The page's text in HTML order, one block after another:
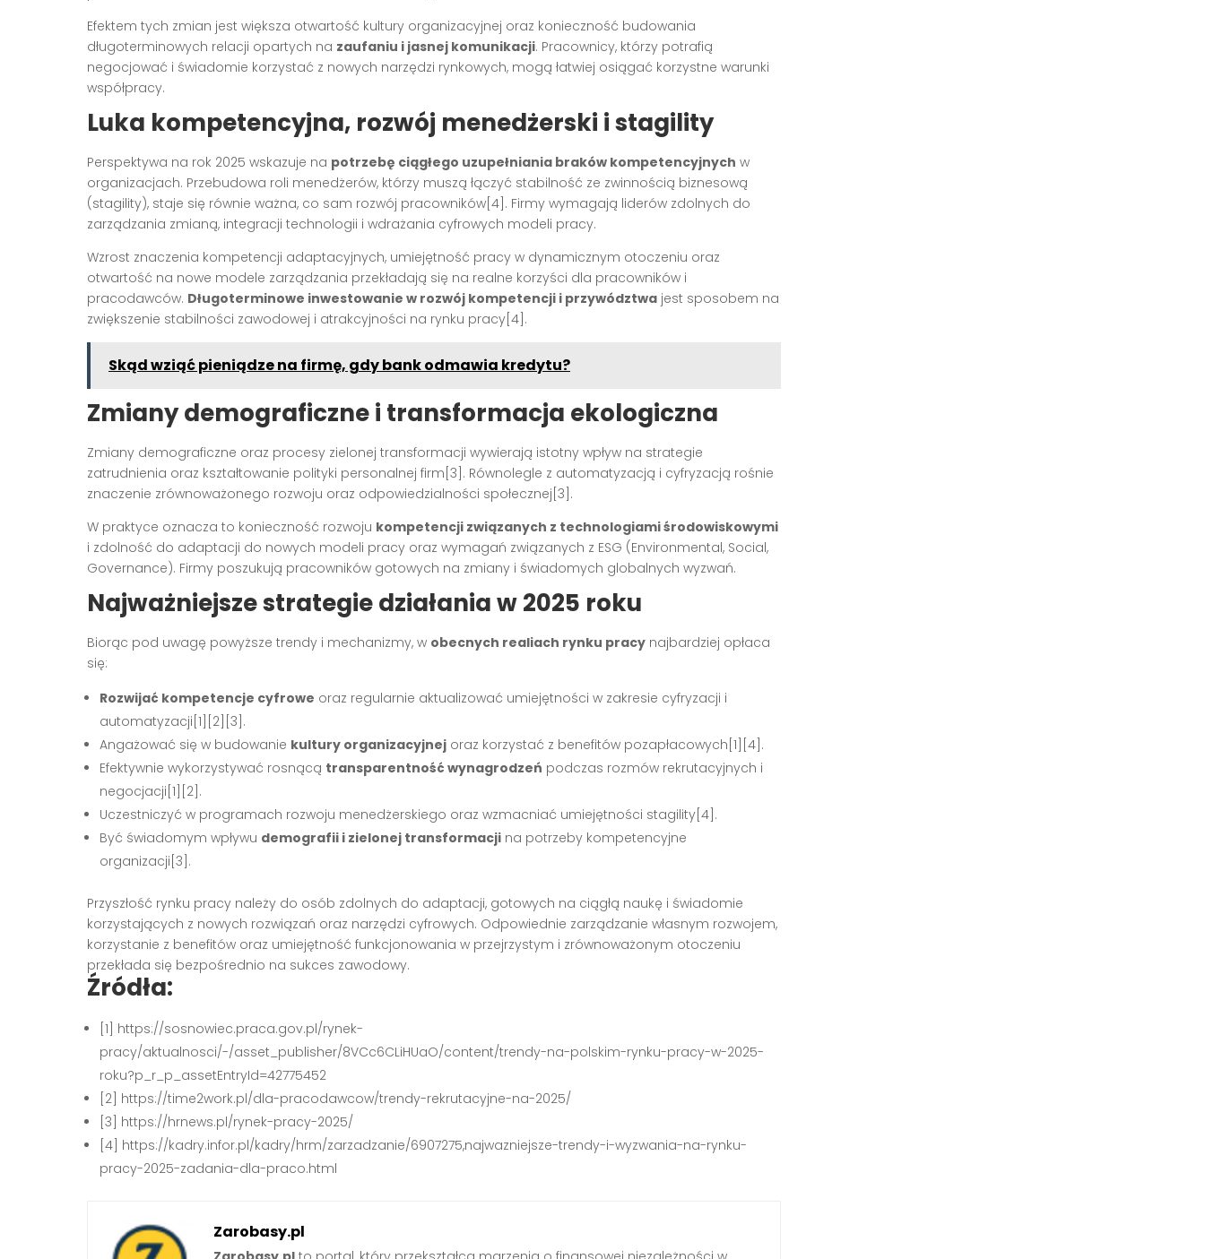
Efektem tych zmian jest większa otwartość kultury organizacyjnej oraz konieczność budowania
długoterminowych relacji opartych na zaufaniu i jasnej komunikacji. Pracownicy, którzy potrafią
negocjować i świadomie korzystać z nowych narzędzi rynkowych, mogą łatwiej osiągać korzystne warunki
współpracy.
Luka kompetencyjna, rozwój menedżerski i stagility
Perspektywa na rok 2025 wskazuje na potrzebę ciągłego uzupełniania braków kompetencyjnych w
organizacjach. Przebudowa roli menedżerów, którzy muszą łączyć stabilność ze zwinnością biznesową
(stagility), staje się równie ważna, co sam rozwój pracowników[4]. Firmy wymagają liderów zdolnych do
zarządzania zmianą, integracji technologii i wdrażania cyfrowych modeli pracy.
Wzrost znaczenia kompetencji adaptacyjnych, umiejętność pracy w dynamicznym otoczeniu oraz
otwartość na nowe modele zarządzania przekładają się na realne korzyści dla pracowników i
pracodawców. Długoterminowe inwestowanie w rozwój kompetencji i przywództwa jest sposobem na
zwiększenie stabilności zawodowej i atrakcyjności na rynku pracy[4].
Skąd wziąć pieniądze na firmę, gdy bank odmawia kredytu?
Zmiany demograficzne i transformacja ekologiczna
Zmiany demograficzne oraz procesy zielonej transformacji wywierają istotny wpływ na strategie
zatrudnienia oraz kształtowanie polityki personalnej firm[3]. Równolegle z automatyzacją i cyfryzacją rośnie
znaczenie zrównoważonego rozwoju oraz odpowiedzialności społecznej[3].
W praktyce oznacza to konieczność rozwoju kompetencji związanych z technologiami środowiskowymi
i zdolność do adaptacji do nowych modeli pracy oraz wymagań związanych z ESG (Environmental, Social,
Governance). Firmy poszukują pracowników gotowych na zmiany i świadomych globalnych wyzwań.
Najważniejsze strategie działania w 2025 roku
Biorąc pod uwagę powyższe trendy i mechanizmy, w obecnych realiach rynku pracy najbardziej opłaca
się:
Rozwijać kompetencje cyfrowe oraz regularnie aktualizować umiejętności w zakresie cyfryzacji i
automatyzacji[1][2][3].
Angażować się w budowanie kultury organizacyjnej oraz korzystać z benefitów pozapłacowych[1][4].
Efektywnie wykorzystywać rosnącą transparentność wynagrodzeń podczas rozmów rekrutacyjnych i
negocjacji[1][2].
Uczestniczyć w programach rozwoju menedżerskiego oraz wzmacniać umiejętności stagility[4].
Być świadomym wpływu demografii i zielonej transformacji na potrzeby kompetencyjne
organizacji[3].
Przyszłość rynku pracy należy do osób zdolnych do adaptacji, gotowych na ciągłą naukę i świadomie
korzystających z nowych rozwiązań oraz narzędzi cyfrowych. Odpowiednie zarządzanie własnym rozwojem,
korzystanie z benefitów oraz umiejętność funkcjonowania w przejrzystym i zrównoważonym otoczeniu
przekłada się bezpośrednio na sukces zawodowy.
Źródła:
[1] https://sosnowiec.praca.gov.pl/rynek-
pracy/aktualnosci/-/asset_publisher/8VCc6CLiHUaO/content/trendy-na-polskim-rynku-pracy-w-2025-
roku?p_r_p_assetEntryId=42775452
[2] https://time2work.pl/dla-pracodawcow/trendy-rekrutacyjne-na-2025/
[3] https://hrnews.pl/rynek-pracy-2025/
[4] https://kadry.infor.pl/kadry/hrm/zarzadzanie/6907275,najwazniejsze-trendy-i-wyzwania-na-rynku-
pracy-2025-zadania-dla-praco.html
Zarobasy.pl